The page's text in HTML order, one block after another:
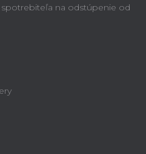
na odstúpenie od